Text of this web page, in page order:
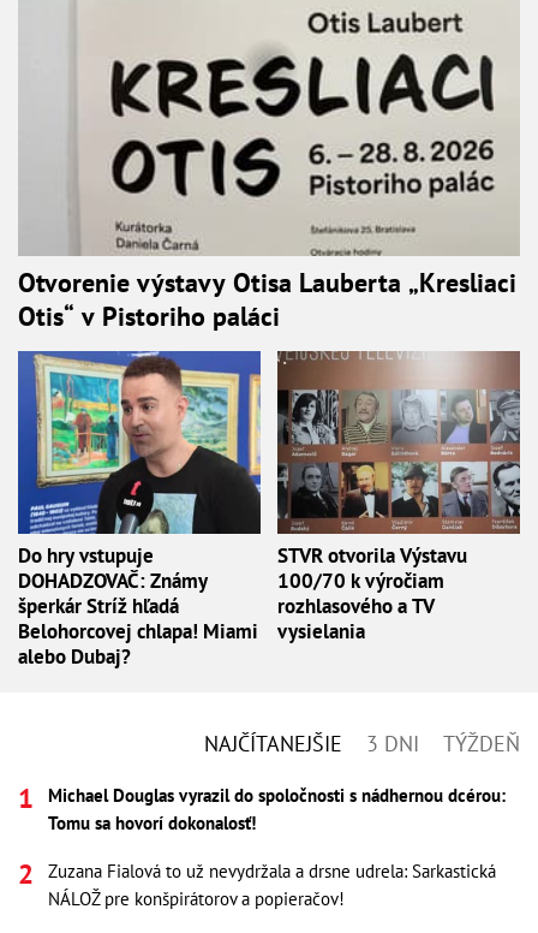
Otvorenie výstavy Otisa Lauberta „Kresliaci
Otis“ v Pistoriho paláci
Do hry vstupuje
DOHADZOVAČ: Známy
šperkár Stríž hľadá
Belohorcovej chlapa! Miami
alebo Dubaj?
STVR otvorila Výstavu
100/70 k výročiam
rozhlasového a TV
vysielania
NAJČÍTANEJŠIE 3 DNI TÝŽDEŇ
Michael Douglas vyrazil do spoločnosti s nádhernou dcérou:
Tomu sa hovorí dokonalosť!
Zuzana Fialová to už nevydržala a drsne udrela: Sarkastická
NÁLOŽ pre konšpirátorov a popieračov!